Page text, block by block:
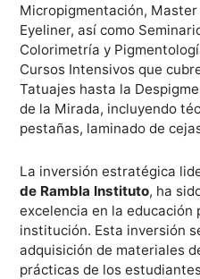
Micropigmentación,
Eyeliner, así como
Colorimetría y
Cursos Intensivos que
Tatuajes hasta la
de la Mirada, incluyendo
pestañas, laminado de
La inversión estratégica
de Rambla Instituto, ha
excelencia en la educación
institución. Esta inversión
adquisición de materiales
prácticas de los